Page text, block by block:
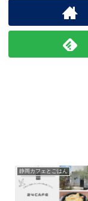
静岡カフェとごはん